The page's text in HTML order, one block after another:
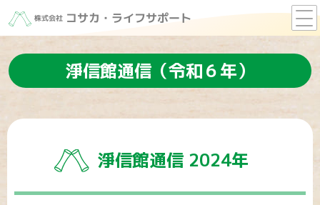
株式会社 コサカ・ライフサポート
淨信館通信（令和６年）
淨信館通信 2024年